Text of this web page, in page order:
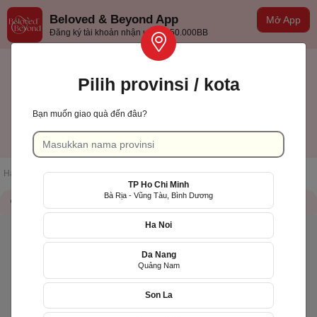
Mở App
Beloved & Beyond App
Đăng ký tài khoản nhận ưu đãi 50.000BB
TP Hồ Chí Minh
Halaman muka / Daftar toko / Hoa Yêu Thương (HYT)
QR Code
Pilih provinsi / kota
Bạn muốn giao quà đến đâu?
TP Ho Chi Minh
Bà Rịa - Vũng Tàu, Bình Dương
Ha Noi
Da Nang
Quảng Nam
Son La